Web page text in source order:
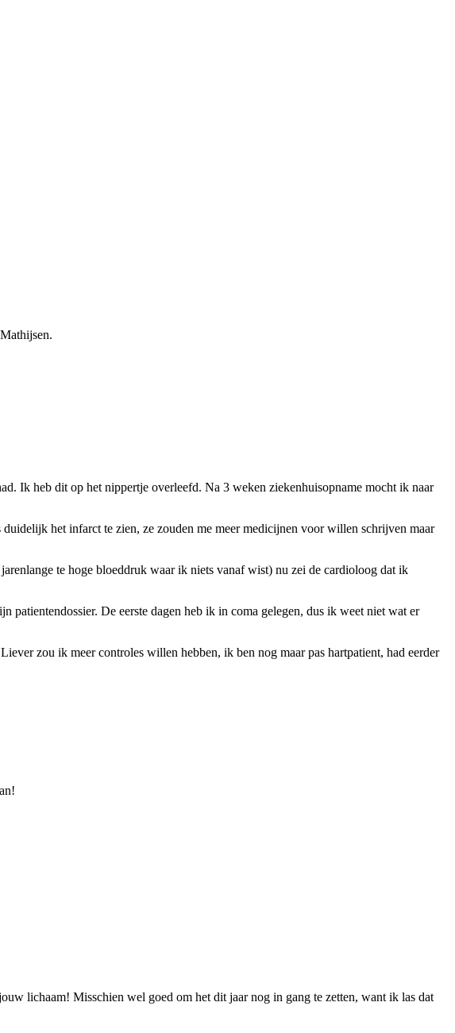
.
Ik heb dit op het nippertje overleefd. Na 3 weken ziekenhuisopname mocht ik naar
het infarct te zien, ze zouden me meer medicijnen voor willen schrijven maar
te hoge bloeddruk waar ik niets vanaf wist) nu zei de cardioloog dat ik
De eerste dagen heb ik in coma gelegen, dus ik weet niet wat er
zou ik meer controles willen hebben, ik ben nog maar pas hartpatient, had eerder
lichaam! Misschien wel goed om het dit jaar nog in gang te zetten, want ik las dat